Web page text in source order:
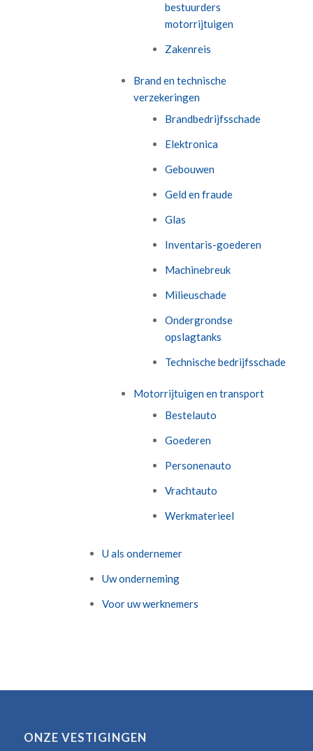
bestuurders
motorrijtuigen
Zakenreis
Brand en technische
verzekeringen
Brandbedrijfsschade
Elektronica
Gebouwen
Geld en fraude
Glas
Inventaris-goederen
Machinebreuk
Milieuschade
Ondergrondse
opslagtanks
Technische bedrijfsschade
Motorrijtuigen en transport
Bestelauto
Goederen
Personenauto
Vrachtauto
Werkmaterieel
U als ondernemer
Uw onderneming
Voor uw werknemers
ONZE VESTIGINGEN